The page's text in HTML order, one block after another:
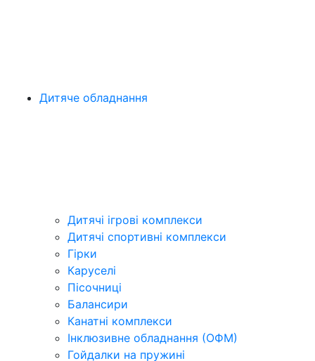
Дитяче обладнання
Дитячі ігрові комплекси
Дитячі спортивні комплекси
Гірки
Каруселі
Пісочниці
Балансири
Канатні комплекси
Інклюзивне обладнання (ОФМ)
Гойдалки на пружині